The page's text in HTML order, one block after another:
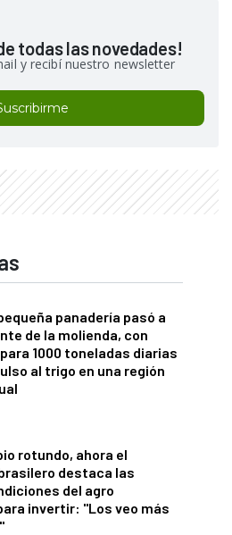
todas las novedades!
y recibí nuestro newsletter
panadería pasó a
de la molienda, con
1000 toneladas diarias
al trigo en una región
rotundo, ahora el
destaca las
del agro
invertir: "Los veo más